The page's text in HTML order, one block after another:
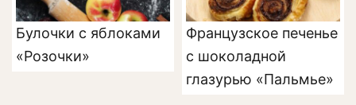
Булочки с яблоками
«Розочки»
Французское печенье
с шоколадной
глазурью «Пальмье»